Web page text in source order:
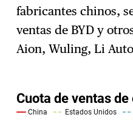
fabricantes chinos,
ventas de BYD y
Aion, Wuling, Li